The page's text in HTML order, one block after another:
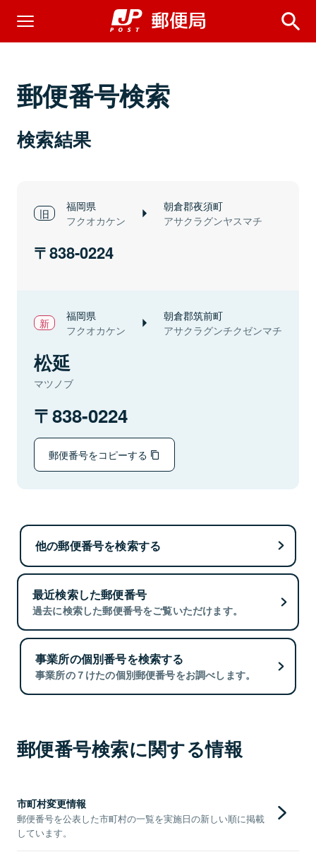
郵便番号検索
検索結果
福岡県
フクオカケン
朝倉郡夜須町
アサクラグンヤスマチ
838-0224
福岡県
フクオカケン
朝倉郡筑前町
アサクラグンチクゼンマチ
松延
マツノブ
838-0224
郵便番号をコピーする
他の郵便番号を検索する
最近検索した郵便番号
過去に検索した郵便番号をご覧いただけます。
事業所の個別番号を検索する
事業所の７けたの個別郵便番号をお調べします。
郵便番号検索に関する情報
市町村変更情報
郵便番号を公表した市町村の一覧を実施日の新しい順に掲載
しています。